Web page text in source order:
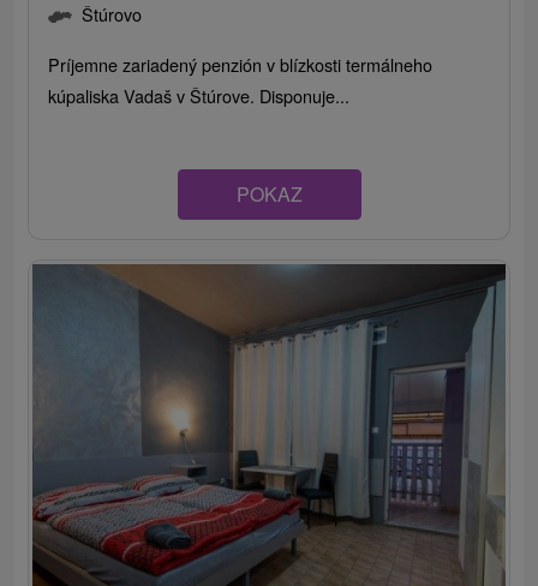
Štúrovo
Príjemne zariadený penzión v blízkosti termálneho
kúpaliska Vadaš v Štúrove. Disponuje...
POKAZ